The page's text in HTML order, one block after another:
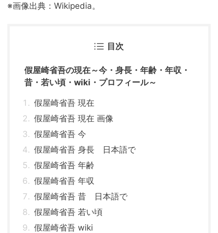
※画像出典：Wikipedia。
目次
假屋崎省吾の現在～今・身長・年齢・年収・
昔・若い頃・wiki・プロフィール～
假屋崎省吾 現在
假屋崎省吾 現在 画像
假屋崎省吾 今
假屋崎省吾 身長 日本語で
假屋崎省吾 年齢
假屋崎省吾 年収
假屋崎省吾 昔 日本語で
假屋崎省吾 若い頃
假屋崎省吾 wiki